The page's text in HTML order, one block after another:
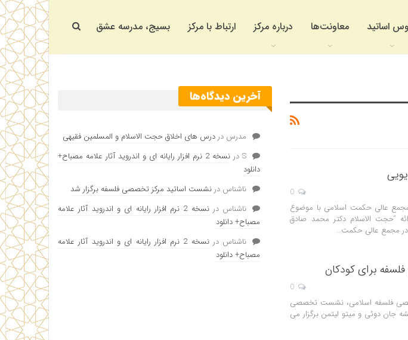
اساتید معاونت‌ها درباره مرکز ارتباط با مرکز بسیج، مدرسه عشق
عالی حکمت اسلامی با موضوع
“حجت الاسلام دکتر محمد صادق
برای کودکان
تخصصی فلسفه اسلامی، نشست تخصصی
جان دوئی و میتو لیتمن برگزار می
آخرین دیدگاه‌ها
مدرس در درس های اخلاق حجت الاسلام و المسلمین فقیهی
Sدر
نسخه 2 نرم افزار رایانه ای و اندروید آثار علامه مصباح+
دانلود
ناشناس در نشست اساتید مرکز تخصصی فلسفه برگزار شد
ناشناس در
نسخه 2 نرم افزار رایانه ای و اندروید آثار علامه
مصباح+ دانلود
ناشناس در
نسخه 2 نرم افزار رایانه ای و اندروید آثار علامه
مصباح+ دانلود